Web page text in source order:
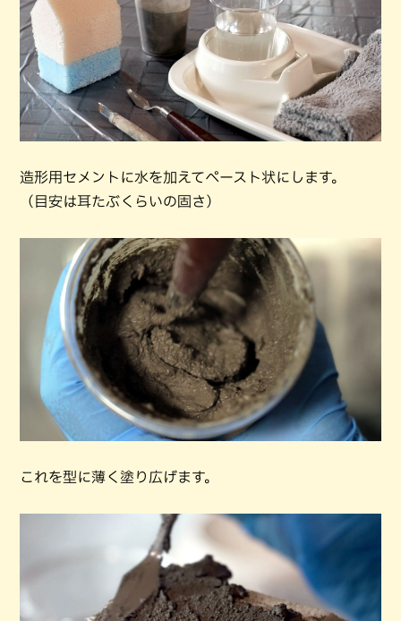
造形用セメントに水を加えてペースト状にします。
（目安は耳たぶくらいの固さ）
これを型に薄く塗り広げます。